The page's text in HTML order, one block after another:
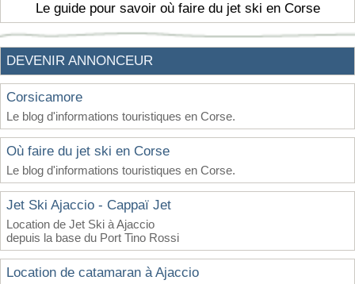
Le guide pour savoir où faire du jet ski en Corse
DEVENIR ANNONCEUR
Corsicamore
Le blog d'informations touristiques en Corse.
Où faire du jet ski en Corse
Le blog d'informations touristiques en Corse.
Jet Ski Ajaccio - Cappaï Jet
Location de Jet Ski à Ajaccio
depuis la base du Port Tino Rossi
Location de catamaran à Ajaccio